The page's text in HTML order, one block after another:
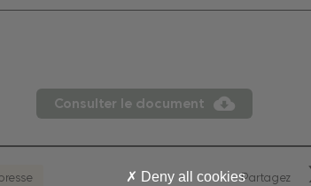
Consulter le document
Partagez
Deny all cookies